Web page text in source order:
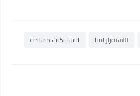
#استقرار ليبيا #اشتباكات مسلحة